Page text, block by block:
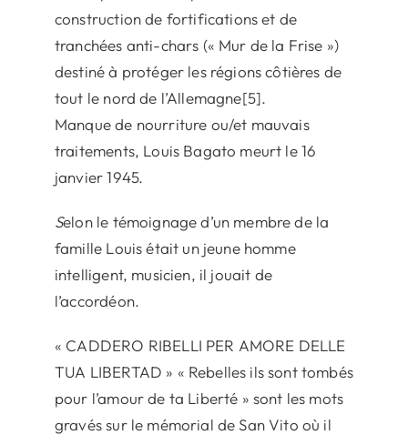
construction de fortifications et de
tranchées anti-chars (« Mur de la Frise »)
destiné à protéger les régions côtières de
tout le nord de l’Allemagne[5].
Manque de nourriture ou/et mauvais
traitements, Louis Bagato meurt le 16
janvier 1945.
Selon le témoignage d’un membre de la
famille Louis était un jeune homme
intelligent, musicien, il jouait de
l’accordéon.
« CADDERO RIBELLI PER AMORE DELLE
TUA LIBERTAD » « Rebelles ils sont tombés
pour l’amour de ta Liberté » sont les mots
gravés sur le mémorial de San Vito où il